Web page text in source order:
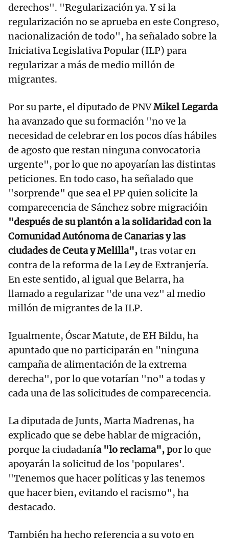
derechos". "Regularización ya. Y si la
regularización no se aprueba en este Congreso,
nacionalización de todo", ha señalado sobre la
Iniciativa Legislativa Popular (ILP) para
regularizar a más de medio millón de
migrantes.
Por su parte, el diputado de PNVMikel Legarda
ha avanzado que su formación "no ve la
necesidad de celebrar en los pocos días hábiles
de agosto que restan ninguna convocatoria
urgente", por lo que no apoyarían las distintas
peticiones. En todo caso, ha señalado que
"sorprende" que sea el PP quien solicite la
comparecencia de Sánchez sobre migracióin
"después de su plantón a la solidaridad con la
Comunidad Autónoma de Canarias y las
ciudades de Ceuta y Melilla",tras votar en
contra de la reforma de la Ley de Extranjería.
En este sentido, al igual que Belarra, ha
llamado a regularizar "de una vez" al medio
millón de migrantes de la ILP.
Igualmente, Óscar Matute, de EH Bildu, ha
apuntado que no participarán en "ninguna
campaña de alimentación de la extrema
derecha", por lo que votarían "no" a todas y
cada una de las solicitudes de comparecencia.
La diputada de Junts, Marta Madrenas, ha
explicado que se debe hablar de migración,
porque la ciudadanía "lo reclama", por lo que
apoyarán la solicitud de los 'populares'.
"Tenemos que hacer políticas y las tenemos
que hacer bien, evitando el racismo", ha
destacado.
También ha hecho referencia a su voto en